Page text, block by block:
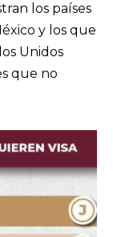
los países
y los que
Unidos
que no